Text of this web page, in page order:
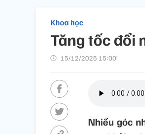
Khoa học
Tăng tốc đổi
15/12/2025 15:00’
Nhiều góc